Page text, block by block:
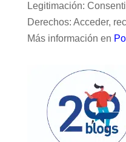
Legitimación:
Derechos: Acceder,
Más información en